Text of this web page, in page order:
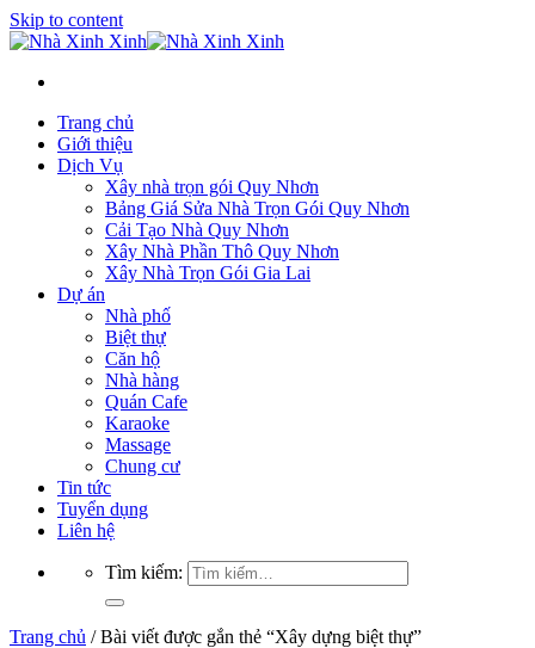
Skip to content
Trang chủ
Giới thiệu
Dịch Vụ
Xây nhà trọn gói Quy Nhơn
Bảng Giá Sửa Nhà Trọn Gói Quy Nhơn
Cải Tạo Nhà Quy Nhơn
Xây Nhà Phần Thô Quy Nhơn
Xây Nhà Trọn Gói Gia Lai
Dự án
Nhà phố
Biệt thự
Căn hộ
Nhà hàng
Quán Cafe
Karaoke
Massage
Chung cư
Tin tức
Tuyển dụng
Liên hệ
Tìm kiếm:
Trang chủ /Bài viết được gắn thẻ “Xây dựng biệt thự”